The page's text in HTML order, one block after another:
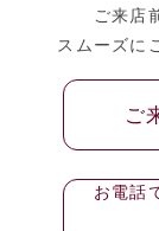
ご来店
スムーズに
ご
お電話